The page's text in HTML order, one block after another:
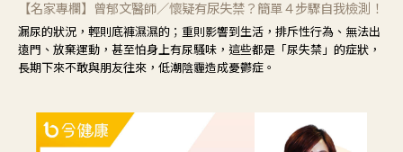
【名家專欄】曾郁文醫師／懷疑有尿失禁？簡單４步驟自我檢測！
漏尿的狀況，輕則底褲濕濕的；重則影響到生活，排斥性行為、無法出
遠門、放棄運動，甚至怕身上有尿騷味，這些都是「尿失禁」的症狀，
長期下來不敢與朋友往來，低潮陰霾造成憂鬱症。